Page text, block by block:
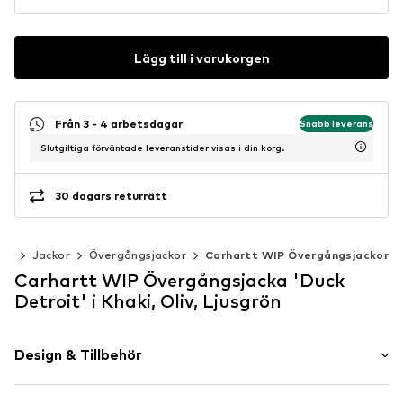
Lägg till i varukorgen
Från 3 - 4 arbetsdagar Snabb leverans
Slutgiltiga förväntade leveranstider visas i din korg.
30 dagars returrätt
Jackor Övergångsjackor Carhartt WIP Övergångsjackor
Carhartt WIP Övergångsjacka 'Duck
Detroit' i Khaki, Oliv, Ljusgrön
Design & Tillbehör